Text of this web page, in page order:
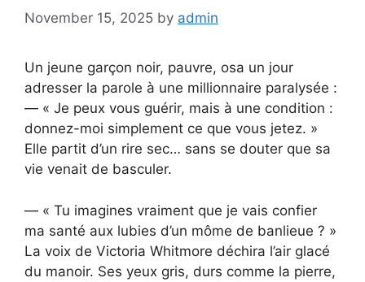
November 15, 2025 by admin
Un jeune garçon noir, pauvre, osa un jour
adresser la parole à une millionnaire paralysée :
— « Je peux vous guérir, mais à une condition :
donnez-moi simplement ce que vous jetez. »
Elle partit d’un rire sec… sans se douter que sa
vie venait de basculer.
— « Tu imagines vraiment que je vais confier
ma santé aux lubies d’un môme de banlieue ? »
La voix de Victoria Whitmore déchira l’air glacé
du manoir. Ses yeux gris, durs comme la pierre,